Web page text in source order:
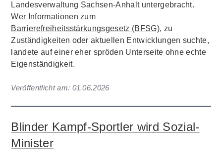
Landesverwaltung Sachsen-Anhalt untergebracht.
Wer Informationen zum
Barrierefreiheitsstärkungsgesetz (BFSG), zu
Zuständigkeiten oder aktuellen Entwicklungen suchte,
landete auf einer eher spröden Unterseite ohne echte
Eigenständigkeit.
Veröffentlicht am: 01.06.2026
Blinder Kampf-Sportler wird Sozial-
Minister